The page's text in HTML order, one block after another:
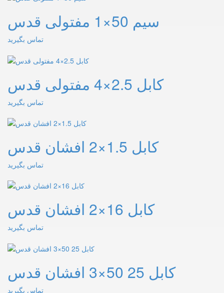
سیم 50×1 مفتولی قدس
تماس بگیرید
کابل 2.5×4 مفتولی قدس
تماس بگیرید
کابل 1.5×2 افشان قدس
تماس بگیرید
کابل 16×2 افشان قدس
تماس بگیرید
کابل 25 50×3 افشان قدس
تماس بگیرید